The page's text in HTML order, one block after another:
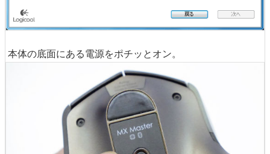
本体の底面にある電源をポチッとオン。